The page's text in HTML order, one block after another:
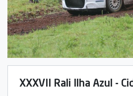
XXXVII Rali Ilha Azul -